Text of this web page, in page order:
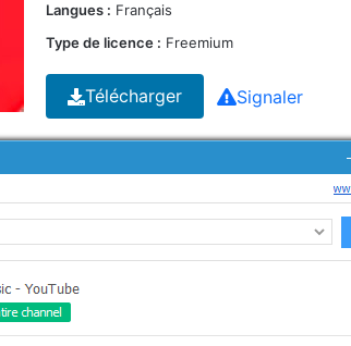
Langues : Français
Type de licence : Freemium
Télécharger Signaler